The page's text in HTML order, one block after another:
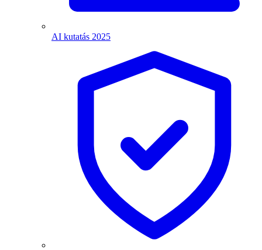
AI kutatás 2025